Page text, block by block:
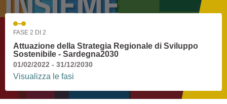
FASE 2 DI 2
Attuazione della Strategia Regionale di Sviluppo
Sostenibile - Sardegna2030
01/02/2022 - 31/12/2030
Visualizza le fasi